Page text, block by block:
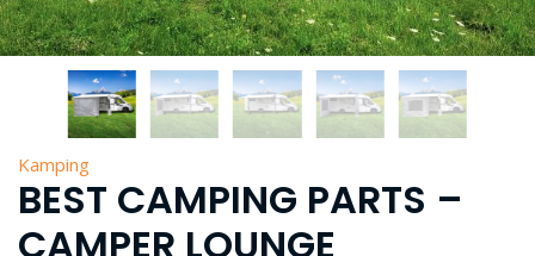
Kamping
BEST CAMPING PARTS –
CAMPER LOUNGE